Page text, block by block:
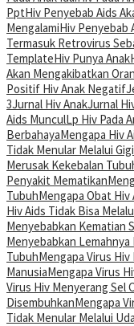
PptHiv Penyebab Aids
MengalamiHiv Penyebab
Termasuk Retrovirus
TemplateHiv Punya Anak
Akan Mengakibatkan
Positif Hiv Anak Negatif
3Jurnal Hiv AnakJurnal
Aids MunculLp Hiv Pada
BerbahayaMengapa Hiv
Tidak Menular Melalui
Merusak Kekebalan
Penyakit Mematikan
TubuhMengapa Obat
Hiv Aids Tidak Bisa
Menyebabkan Kematian
Menyebabkan
TubuhMengapa Virus
ManusiaMengapa Virus
Virus Hiv Menyerang Sel
DisembuhkanMengapa
Tidak Menular Melalui